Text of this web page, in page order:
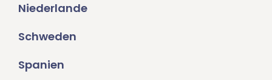
Niederlande
Schweden
Spanien